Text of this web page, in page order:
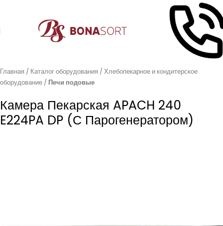
Главная Каталог оборудования
Хлебопекарное и кондитерское
оборудование
Печи подовые
Камера Пекарская APACH 240
E224PA DP (с Парогенератором)